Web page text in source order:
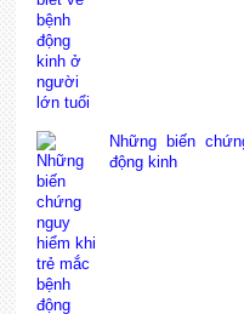
Những biến
động kinh